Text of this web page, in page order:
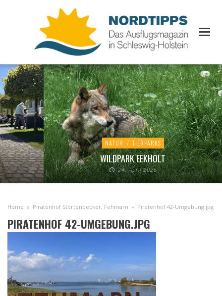
NATUR / TIERPARKS
WILDPARK EEKHOLT
24. April 2026
Home » Piratenhof Störtenbecker, Fehmarn » Piratenhof 42-Umgebung.jpg
PIRATENHOF 42-UMGEBUNG.JPG